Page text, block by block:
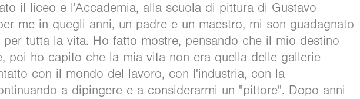
il liceo e l'Accademia, alla scuola di pittura di Gustavo
me in quegli anni, un padre e un maestro, mi son guadagnato
tutta la vita. Ho fatto mostre, pensando che il mio destino
poi ho capito che la mia vita non era quella delle gallerie
con il mondo del lavoro, con l'industria, con la
a dipingere e a considerarmi un "pittore". Dopo anni